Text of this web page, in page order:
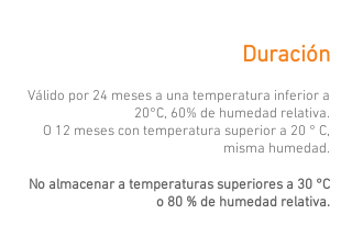
Duración
Válido por 24 meses a una temperatura inferior a
20°C, 60% de humedad relativa.
O 12 meses con temperatura superior a 20 ° C,
misma humedad.
No almacenar a temperaturas superiores a 30 °C
o 80 % de humedad relativa.